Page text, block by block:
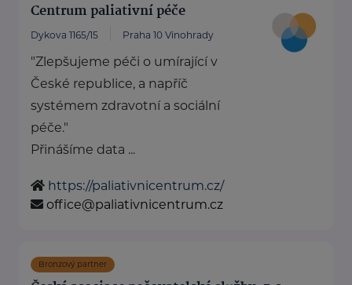
Centrum paliativní péče
Dykova 1165/15 Praha 10 Vinohrady
"Zlepšujeme péči o umírající v
České republice, a napříč
systémem zdravotní a sociální
péče."
Přinášíme data ...
https://paliativnicentrum.cz/
office@paliativnicentrum.cz
Bronzový partner